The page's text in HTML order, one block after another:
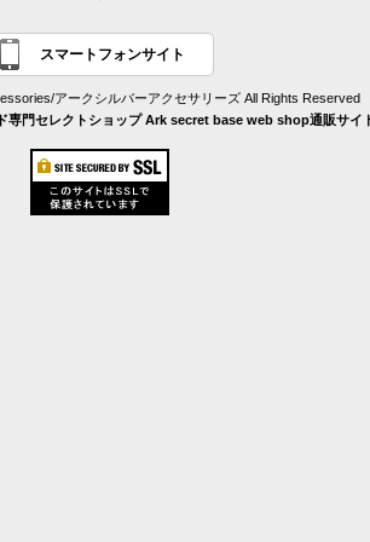
スマートフォンサイト
アークシルバーアクセサリーズ All Rights Reserved
専門セレクトショップ Ark secret base web shop通販サイ